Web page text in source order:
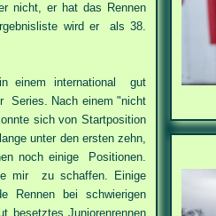
nicht, er hat das Rennen
wird er als 38.
einem international gut
Series. Nach einem "nicht
sich von Startposition
unter den ersten zehn,
noch einige Positionen.
mir zu schaffen. Einige
Rennen bei schwierigen
besetztes Juniorenrennen